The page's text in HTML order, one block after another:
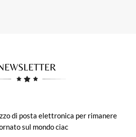
di posta elettronica per rimanere
sul mondo ciac